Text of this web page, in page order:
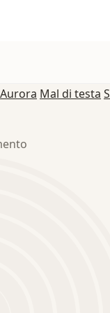
Aurora Mal di testa